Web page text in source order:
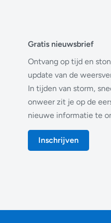
Gratis nieuwsbrief
Ontvang op tijd en
update van de
In tijden van storm,
onweer zit je op de
nieuwe informatie te
Inschrijven